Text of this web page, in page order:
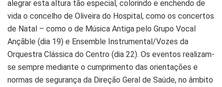
alegrar esta altura tão especial, colorindo e enchendo de
vida o concelho de Oliveira do Hospital, como os concertos
de Natal – como o de Música Antiga pelo Grupo Vocal
Ançãble (dia 19) e Ensemble Instrumental/Vozes da
Orquestra Clássica do Centro (dia 22). Os eventos realizam-
se sempre mediante o cumprimento das orientações e
normas de segurança da Direção Geral de Saúde, no âmbito